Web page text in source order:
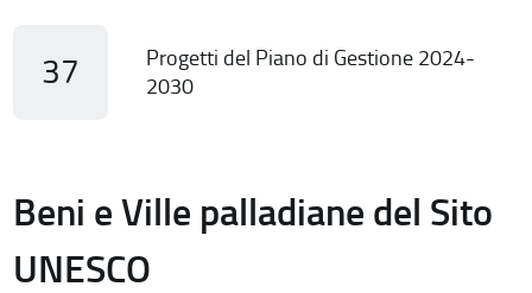
37
Progetti del Piano di Gestione 2024-
2030
Beni e Ville palladiane del Sito
UNESCO